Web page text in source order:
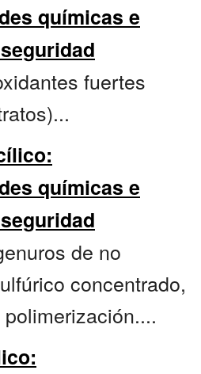
químicas e
fuertes
químicas e
de no
concentrado,